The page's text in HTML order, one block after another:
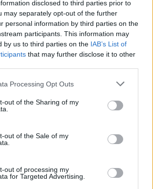
disclosed to third parties prior to
may separately opt-out of the further
personal information by third parties on the
participants. This information may
by us to third parties on the IAB’s List of
that may further disclose it to other
this website/app uses one or more Google
visit or usage behaviour. You may click to
to Google and its third-party tags to
below specified purposes in below Google
Processing Opt Outs
out of the Sharing of my
out of the Sale of my
out of processing my
for Targeted Advertising.
is bemutatják az
07.